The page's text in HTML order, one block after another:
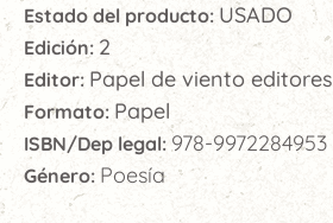
Estado del producto: USADO
Edición: 2
Editor: Papel de viento editores
Formato: Papel
ISBN/Dep legal: 978-9972284953
Género: Poesía